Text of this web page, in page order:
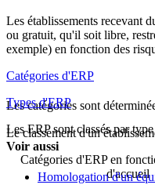
Les établissements recevant
ou gratuit, qu'il soit libre,
exemple) en fonction des
Catégories d'ERP
Les catégories sont
Le classement d'un
Catégories d'ERP en
d'accueil
Types d'ERP
Les ERP sont classés par
Voir aussi
Homologation d'un